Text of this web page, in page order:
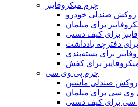
چرم میکروفایبر
روکش صندلی خودرو
برای مبلمان
برای کیف دستی
دفترچه یادداشت
برای بسته‌بندی
برای کفش
چرم پی وی سی
صندلی ماشین
وی سی برای مبلمان
سی برای کیف دستی